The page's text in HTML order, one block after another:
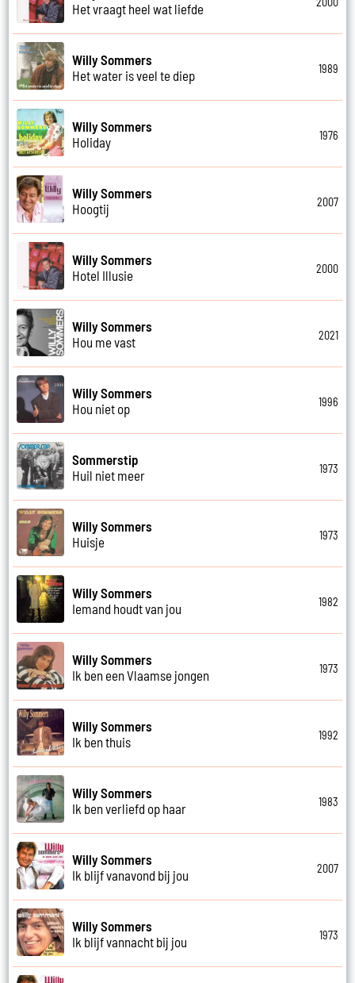
Het vraagt heel wat liefde
Willy Sommers
Het water is veel te diep
1989
Willy Sommers
Holiday
1976
Willy Sommers
Hoogtij
2007
Willy Sommers
Hotel Illusie
2000
Willy Sommers
Hou me vast
2021
Willy Sommers
Hou niet op
1996
Sommerstip
Huil niet meer
1973
Willy Sommers
Huisje
1973
Willy Sommers
Iemand houdt van jou
1982
Willy Sommers
Ik ben een Vlaamse jongen
1973
Willy Sommers
Ik ben thuis
1992
Willy Sommers
Ik ben verliefd op haar
1983
Willy Sommers
Ik blijf vanavond bij jou
2007
Willy Sommers
Ik blijf vannacht bij jou
1973